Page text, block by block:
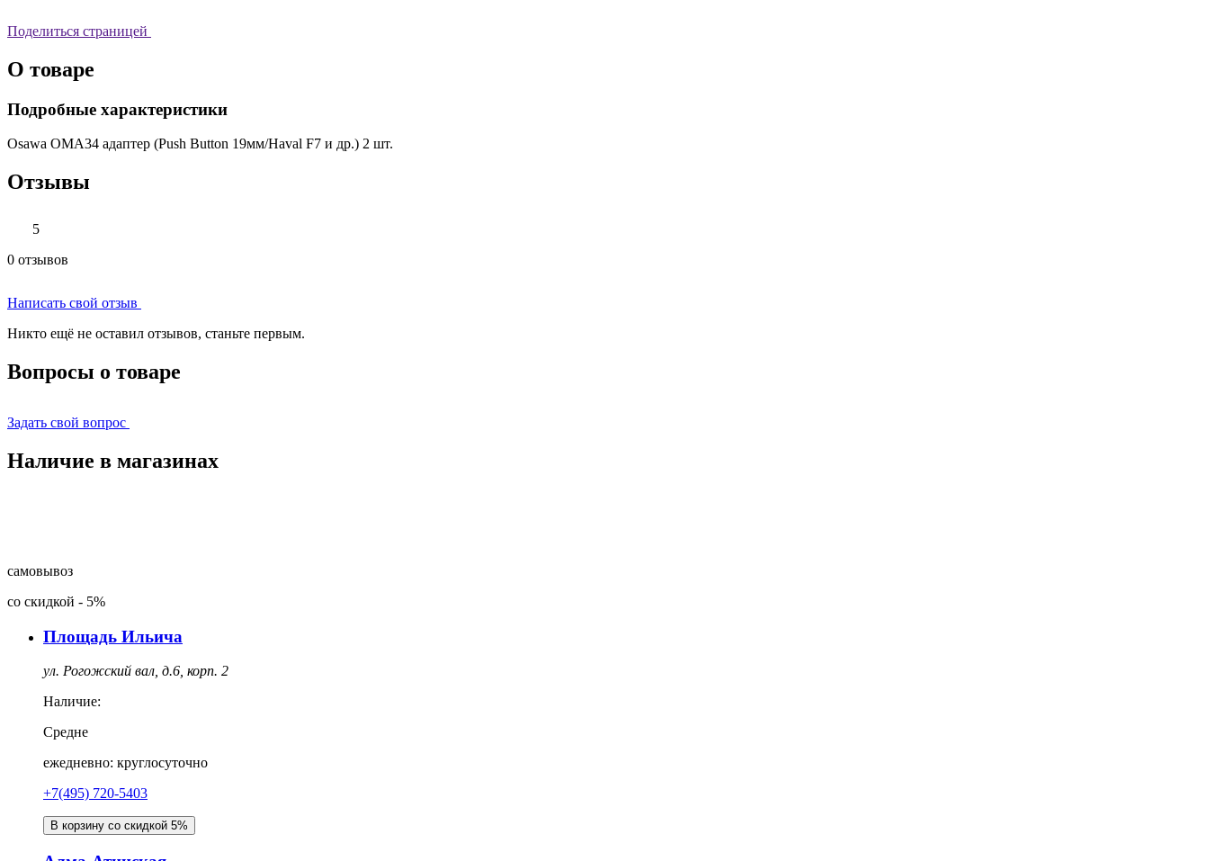
Поделиться страницей
О товаре
Подробные характеристики
Osawa OMA34 адаптер (Push Button 19мм/Haval F7 и др.) 2 шт.
Отзывы
5
0 отзывов
Написать свой отзыв
Никто ещё не оставил отзывов, станьте первым.
Вопросы о товаре
Задать свой вопрос
Наличие в магазинах
самовывоз
со скидкой - 5%
Площадь Ильича
ул. Рогожский вал, д.6, корп. 2
Наличие:
Средне
ежедневно: круглосуточно
+7(495) 720-5403
В корзину со скидкой 5%